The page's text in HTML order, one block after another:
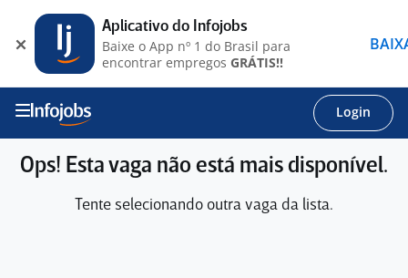
Login
Ops! Esta vaga não está mais disponível.
Tente selecionando outra vaga da lista.
Aplicativo do Infojobs
Baixe o App nº 1 do Brasil para
encontrar empregos GRÁTIS!!